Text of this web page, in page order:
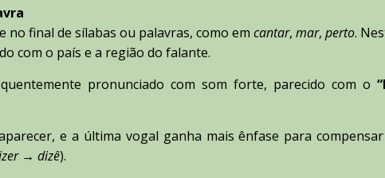
no final de sílabas ou palavras, como em cantar, mar, perto.
com o país e a região do falante.
pronunciado com som forte, parecido com o
e a última vogal ganha mais ênfase para
→ dizê).